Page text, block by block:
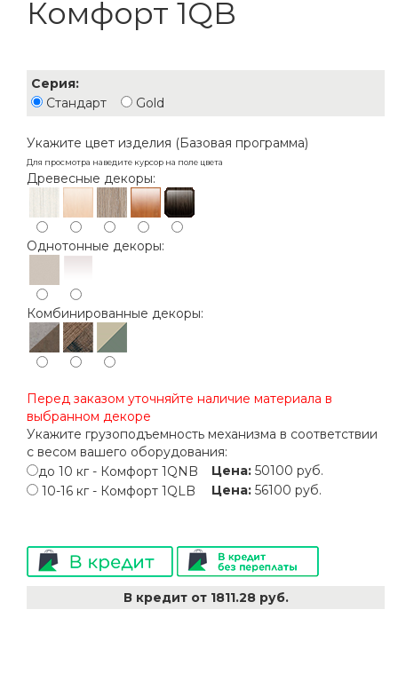
Комфорт 1QB
Серия:
Стандарт
Gold
Укажите цвет изделия (Базовая программа)
Для просмотра наведите курсор на поле цвета
Древесные декоры:
Однотонные декоры:
Комбинированные декоры:
Перед заказом уточняйте наличие материала в
выбранном декоре
Укажите грузоподъемность механизма в соответствии
с весом вашего оборудования:
до 10 кг - Комфорт 1QNB
Цена: 50100 руб.
10-16 кг - Комфорт 1QLB
Цена: 56100 руб.
В кредит от 1811.28 руб.